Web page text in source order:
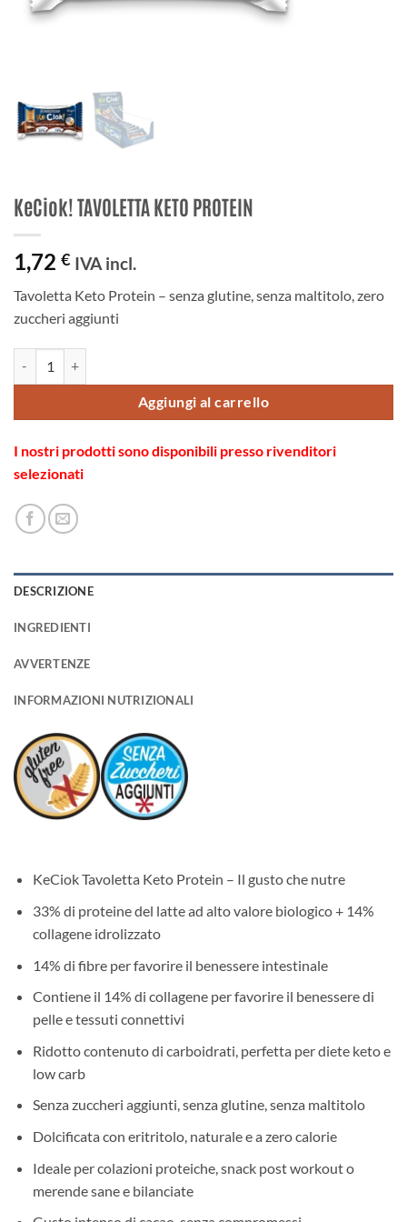
KeCiok! TAVOLETTA KETO PROTEIN
1,72 € IVA incl.
Tavoletta Keto Protein – senza glutine, senza maltitolo, zero
zuccheri aggiunti
Aggiungi al carrello
I nostri prodotti sono disponibili presso rivenditori
selezionati
DESCRIZIONE
INGREDIENTI
AVVERTENZE
INFORMAZIONI NUTRIZIONALI
KeCiok Tavoletta Keto Protein – Il gusto che nutre
33% di proteine del latte ad alto valore biologico + 14%
collagene idrolizzato
14% di fibre per favorire il benessere intestinale
Contiene il 14% di collagene per favorire il benessere di
pelle e tessuti connettivi
Ridotto contenuto di carboidrati, perfetta per diete keto e
low carb
Senza zuccheri aggiunti, senza glutine, senza maltitolo
Dolcificata con eritritolo, naturale e a zero calorie
Ideale per colazioni proteiche, snack post workout o
merende sane e bilanciate